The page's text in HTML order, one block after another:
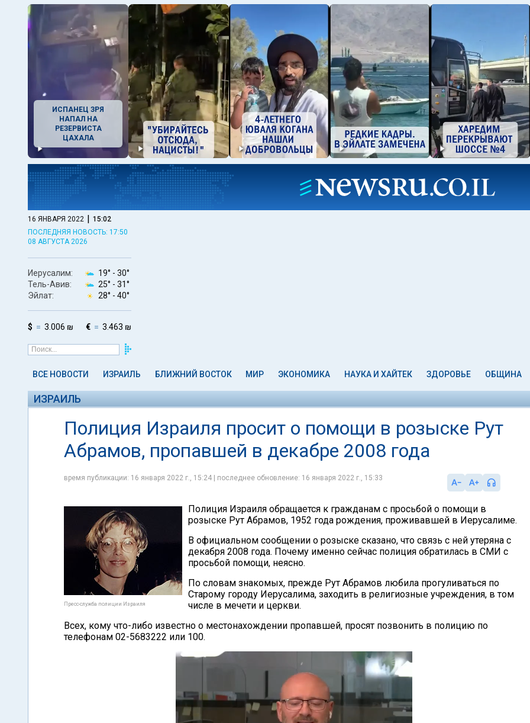
ИСПАНЕЦ ЗРЯ
НАПАЛ НА
РЕЗЕРВИСТА
ЦАХАЛА
16 ЯНВАРЯ 2022 | 15:02
ПОСЛЕДНЯЯ НОВОСТЬ: 17:50
08 АВГУСТА 2026
Иерусалим: 19° - 30°
Тель-Авив:
25° - 31°
Эйлат:
28° - 40°
$ 3.006 ₪ € 3.463 ₪
ВСЕ НОВОСТИ ИЗРАИЛЬ БЛИЖНИЙ ВОСТОК МИР ЭКОНОМИКА НАУКА И ХАЙТЕК ЗДОРОВЬЕ ОБЩИНА
ИЗРАИЛЬ
Полиция Израиля просит о помощи в розыске Рут
Абрамов, пропавшей в декабре 2008 года
время публикации: 16 января 2022 г., 15:24 | последнее обновление: 16 января 2022 г., 15:33
Пресс-служба полиции Израиля
Полиция Израиля обращается к гражданам с просьбой о помощи в
розыске Рут Абрамов, 1952 года рождения, проживавшей в Иерусалиме.
В официальном сообщении о розыске сказано, что связь с ней утеряна с
декабря 2008 года. Почему именно сейчас полиция обратилась в СМИ с
просьбой помощи, неясно.
По словам знакомых, прежде Рут Абрамов любила прогуливаться по
Старому городу Иерусалима, заходить в религиозные учреждения, в том
числе в мечети и церкви.
Всех, кому что-либо известно о местонахождении пропавшей, просят позвонить в полицию по
телефонам 02-5683222 или 100.